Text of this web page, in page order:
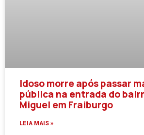
Idoso morre após passar
pública na entrada do
Miguel em Fraiburgo
LEIA MAIS »